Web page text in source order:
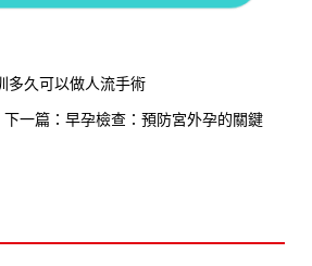
多久可以做人流手術
下一篇：早孕檢查：預防宮外孕的關鍵